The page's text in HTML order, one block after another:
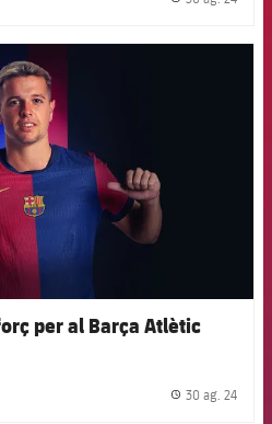
per al Barça Atlètic
30 ag. 24